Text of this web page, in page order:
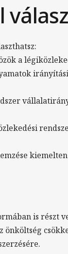
a
is részt